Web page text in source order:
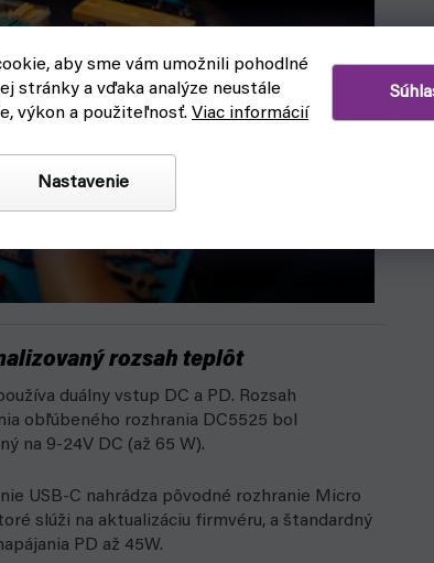
aby sme vám umožnili pohodlné
stránky a vďaka analýze neustále
výkon a použiteľnosť. Viac informácií
Nastavenie
rozsah teplôt
používa duálny vstup DC a PD. Rozsah
obľúbeného rozhrania DC5525 bol
na 9-24V DC (až 65 W).
USB-C nahrádza pôvodné rozhranie Micro
slúži na aktualizáciu firmvéru, a štandardný
PD až 45W.